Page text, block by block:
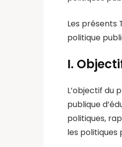
Les présents
politique
I.
L’objectif du
publique
politiques,
les politiques